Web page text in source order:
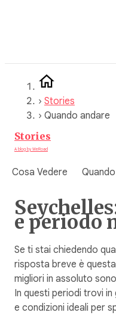
› Stories
› Quando andare
Stories
A blog by WeRoad
Cosa Vedere
e periodo
Se ti stai chiedendo
risposta breve è
migliori in assoluto
In questi periodi trovi in
e condizioni ideali per